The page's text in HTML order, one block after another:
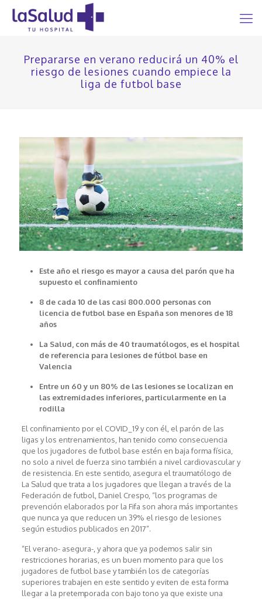
Prepararse en verano reducirá un 40% el
riesgo de lesiones cuando empiece la
liga de futbol base
Este año el riesgo es mayor a causa del parón que ha
supuesto el confinamiento
8 de cada 10 de las casi 800.000 personas con
licencia de futbol base en España son menores de 18
años
La Salud, con más de 40 traumatólogos,es el hospital
de referencia para lesiones de fútbol base en
Valencia
Entre un 60 y un 80% de las lesiones se localizan en
las extremidades inferiores, particularmente en la
rodilla
El confinamiento por el COVID_19 y con él, el parón de las
ligas y los entrenamientos, han tenido como consecuencia
que los jugadores de futbol base estén en baja forma física,
no solo a nivel de fuerza sino también a nivel cardiovascular y
de resistencia. En este sentido, asegura el traumatólogo de
La Salud que trata a los jugadores que llegan a través de la
Federación de futbol, Daniel Crespo, “los programas de
prevención elaborados por la Fifa son ahora más importantes
que nunca ya que reducen un 39% el riesgo de lesiones
según estudios publicados en 2017”.
“El verano- asegura-, y ahora que ya podemos salir sin
restricciones horarias, es un buen momento para que los
jugadores de futbol base y también los de categorías
superiores trabajen en este sentido y eviten de esta forma
llegar a la pretemporada con bajo tono ya que existe una